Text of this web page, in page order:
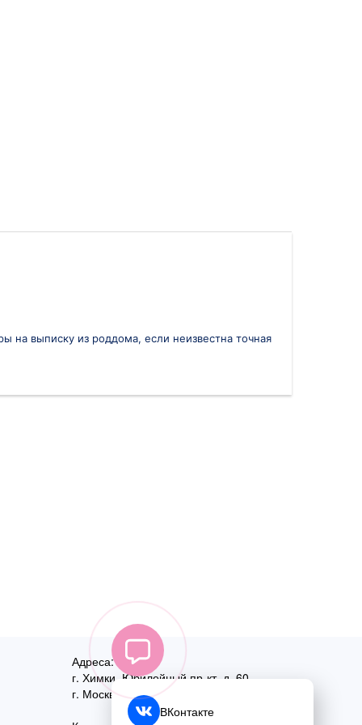
на выписку из роддома, если неизвестна точная
Адреса:
г. Химки, Юбилейный пр-кт, д. 60
г. Москва,ул. Перовская, д. 59
ВКонтакте